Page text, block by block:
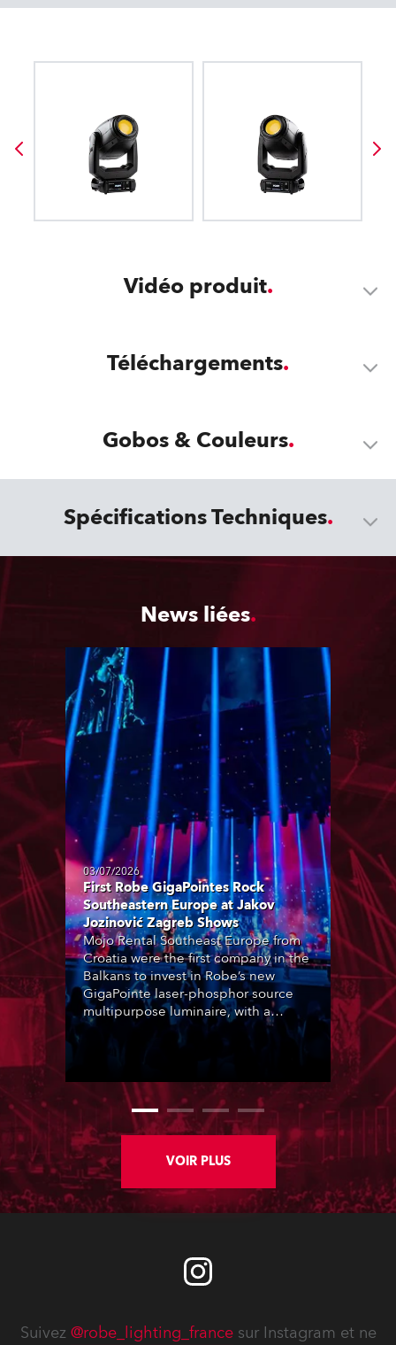
Vidéo produit
Téléchargements
Gobos & Couleurs
Spécifications Techniques
News liées
03/07/2026
First Robe GigaPointes Rock
Southeastern Europe at Jakov
Jozinović Zagreb Shows
Mojo Rental Southeast Europe from
Croatia were the first company in the
Balkans to invest in Robe’s new
GigaPointe laser-phosphor source
multipurpose luminaire, with a
purchase of 24 fixtures. These were
delivered – direct from the factory in
massive shows at Zagreb Arena for
Croatia’s latest pop and internet
sensation, Jakov Jozinović.
VOIR PLUS
Suivez @robe_lighting_francesur Instagram et ne